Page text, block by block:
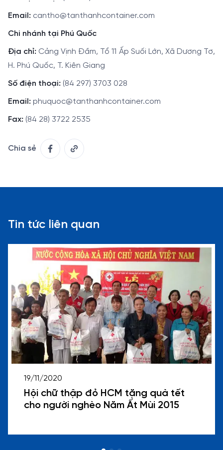
Email: cantho@tanthanhcontainer.com
Chi nhánh tại Phú Quốc
Địa chỉ: Cảng Vịnh Đầm, Tổ 11 Ấp Suối Lớn, Xã Dương Tơ,
H. Phú Quốc, T. Kiên Giang
Số điện thoại: (84 297) 3703 028
Email: phuquoc@tanthanhcontainer.com
Fax: (84 28) 3722 2535
Chia sẻ
Tin tức liên quan
19/11/2020
Hội chữ thập đỏ HCM tặng quà tết
cho người nghèo Năm Ất Mùi 2015